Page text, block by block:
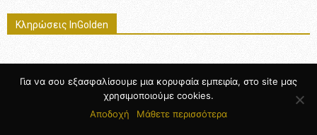
Κληρώσεις InGolden
Για να σου εξασφαλίσουμε μια κορυφαία εμπειρία, στο site μας
χρησιμοποιούμε cookies.
Αποδοχή
Μάθετε περισσότερα